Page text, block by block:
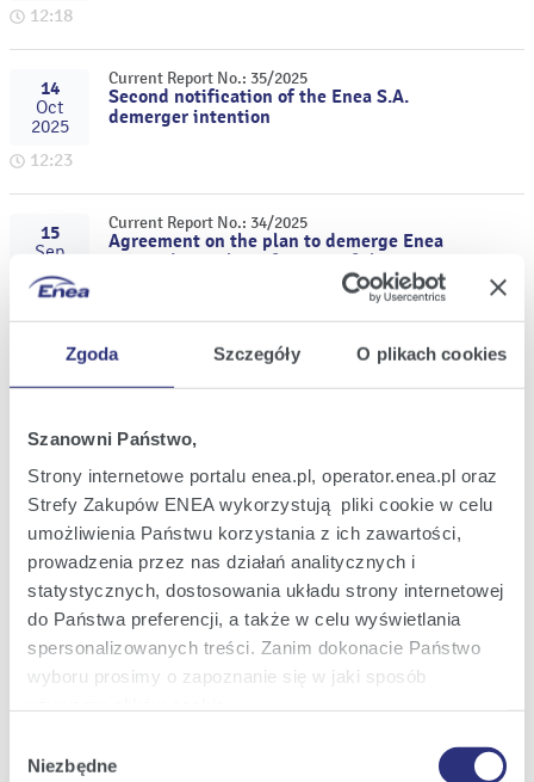
Zgoda Szczegóły O plikach cookies
Szanowni Państwo,
Strony internetowe portalu enea.pl, operator.enea.pl oraz
Strefy Zakupów ENEA wykorzystują pliki cookie w celu
umożliwienia Państwu korzystania z ich zawartości,
prowadzenia przez nas działań analitycznych i
statystycznych, dostosowania układu strony internetowej
do Państwa preferencji, a także w celu wyświetlania
spersonalizowanych treści. Zanim dokonacie Państwo
wyboru prosimy o zapoznanie się w jaki sposób
Szczegółowe informacje na ten temat znajdziecie
zgody
Niezbędne
12:18
14
Oct
2025
12:23
Current Report No.: 35/2025
Second notification of the Enea S.A.
demerger intention
15
Sep
2025
20:15
Current Report No.: 34/2025
Agreement on the plan to demerge Enea
S.A. and initial notification of the Enea
Sep
11:56
Current Report No.: 33/2025
Information on the preliminary outcome of
auction for 2026 announced by PSE
Sep
2025
14:53
Current Report No.: 32/2025
Information on the outcome of the
supplementary capacity market auction
for 2026
26
Aug
2025
Current Report No.: 31/2025
Information on preliminary financial and